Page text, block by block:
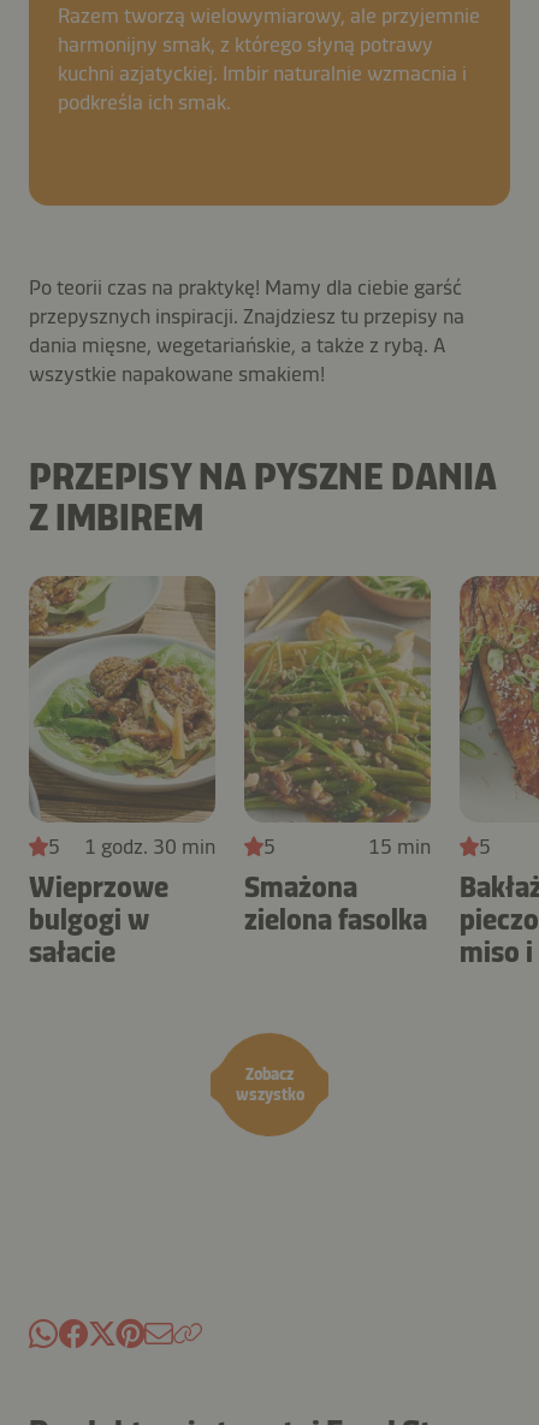
Razem tworzą wielowymiarowy, ale przyjemnie
harmonijny smak, z którego słyną potrawy
kuchni azjatyckiej. Imbir naturalnie wzmacnia i
podkreśla ich smak.
Po teorii czas na praktykę! Mamy dla ciebie garść
przepysznych inspiracji. Znajdziesz tu przepisy na
dania mięsne, wegetariańskie, a także z rybą. A
wszystkie napakowane smakiem!
PRZEPISY NA PYSZNE DANIA
Z IMBIREM
Zobacz
wszystko
5 1 godz. 30 min
Wieprzowe
bulgogi w
sałacie
5 15 min
Smażona
zielona fasolka
5
miso